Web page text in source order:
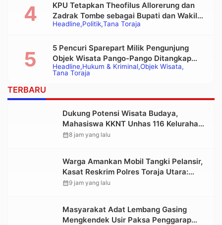
Headline Politik Tana Toraja
KPU Tetapkan Theofilus Allorerung dan
Zadrak Tombe sebagai Bupati dan Wakil
Bupati Tana Toraja Terpilih
Headline Hukum & Kriminal Objek Wisata
Tana Toraja
5 Pencuri Sparepart Milik Pengunjung
Objek Wisata Pango-Pango Ditangkap
Polisi
TERBARU
Dukung Potensi Wisata Budaya,
Mahasiswa KKNT Unhas 116 Kelurahan
Nonongan Utara Pasang Papan
calendar_month8 jam yang lalu
Warga Amankan Mobil Tangki Pelansir,
Kasat Reskrim Polres Toraja Utara:
Proses Hukum Berjalan Transparan
calendar_month9 jam yang lalu
Masyarakat Adat Lembang Gasing
Mengkendek Usir Paksa Penggarap